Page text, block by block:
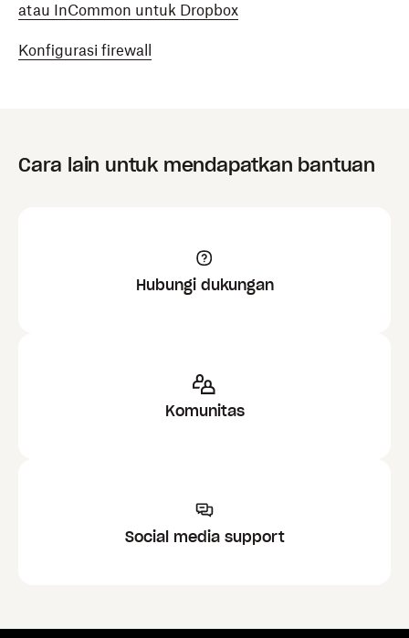
atau InCommon untuk Dropbox
Konfigurasi firewall
Cara lain untuk mendapatkan bantuan
Hubungi dukungan
Komunitas
Social media support